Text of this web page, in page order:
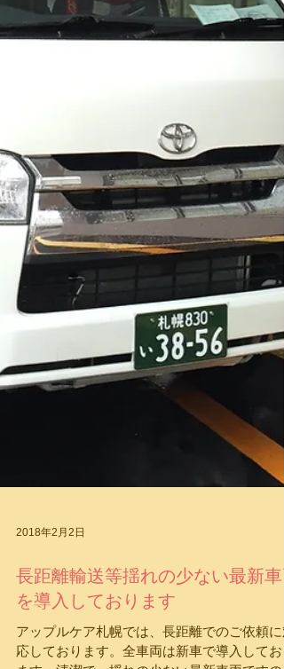
長距離輸送等揺れの少ない最新車
を導入しております
アップルケア札幌では、長距離でのご依頼に